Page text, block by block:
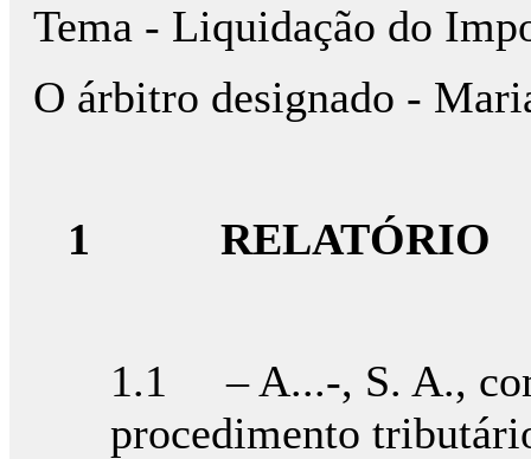
Tema - Liquidação do
O árbitro designado -
1 RELATÓRIO
1.1 – A...-, S. A.,
procedimento